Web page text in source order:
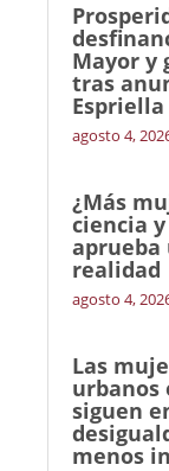
Mayor y
tras
Espriella
agosto 4,
¿Más
ciencia
aprueba
realidad
agosto 4,
Las
urbanos
siguen
menos